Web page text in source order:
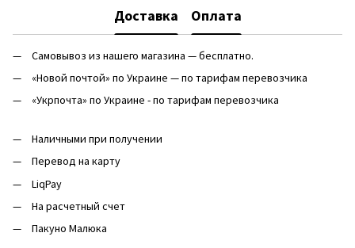
Доставка Оплата
Самовывоз из нашего магазина — бесплатно.
«Новой почтой» по Украине — по тарифам перевозчика
«Укрпочта» по Украине - по тарифам перевозчика
Наличными при получении
Перевод на карту
LiqPay
На расчетный счет
Пакуно Малюка